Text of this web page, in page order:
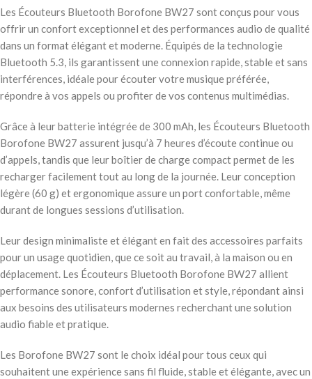
Les Écouteurs Bluetooth Borofone BW27 sont conçus pour vous
offrir un confort exceptionnel et des performances audio de qualité
dans un format élégant et moderne. Équipés de la technologie
Bluetooth 5.3, ils garantissent une connexion rapide, stable et sans
interférences, idéale pour écouter votre musique préférée,
répondre à vos appels ou profiter de vos contenus multimédias.
Grâce à leur batterie intégrée de 300 mAh, les Écouteurs Bluetooth
Borofone BW27 assurent jusqu’à 7 heures d’écoute continue ou
d’appels, tandis que leur boîtier de charge compact permet de les
recharger facilement tout au long de la journée. Leur conception
légère (60 g) et ergonomique assure un port confortable, même
durant de longues sessions d’utilisation.
Leur design minimaliste et élégant en fait des accessoires parfaits
pour un usage quotidien, que ce soit au travail, à la maison ou en
déplacement. Les Écouteurs Bluetooth Borofone BW27 allient
performance sonore, confort d’utilisation et style, répondant ainsi
aux besoins des utilisateurs modernes recherchant une solution
audio fiable et pratique.
Les Borofone BW27 sont le choix idéal pour tous ceux qui
souhaitent une expérience sans fil fluide, stable et élégante, avec un